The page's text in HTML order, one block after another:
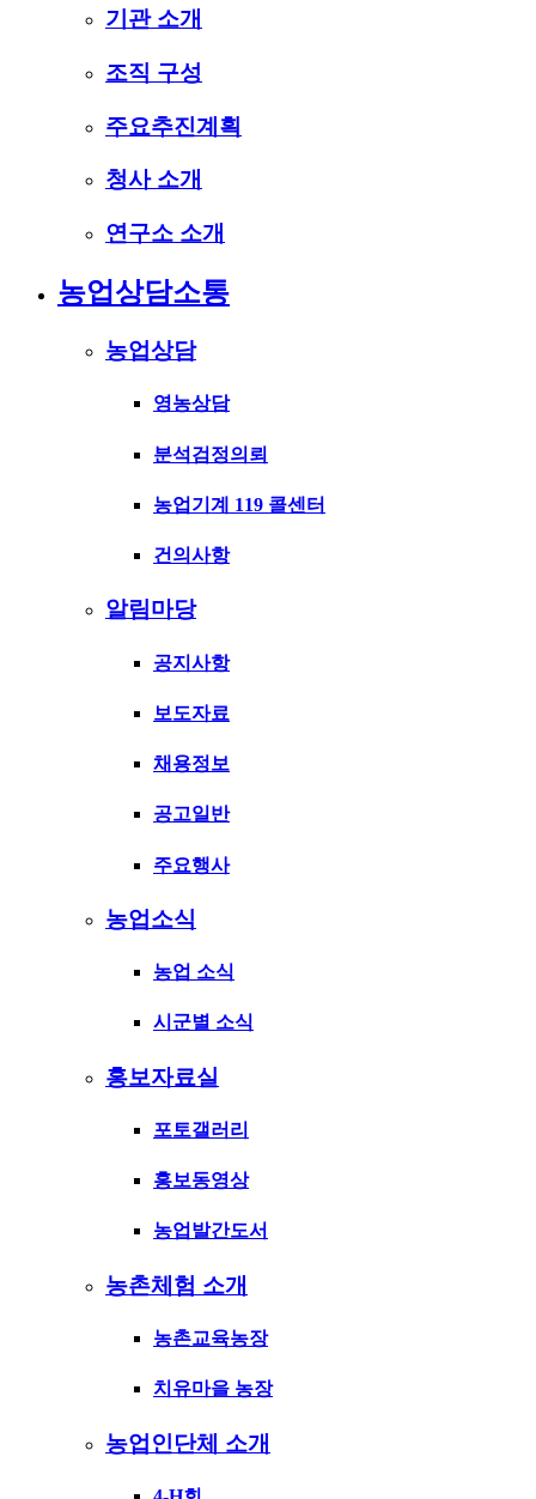
기관 소개
조직 구성
주요추진계획
청사 소개
연구소 소개
농업상담소통
농업상담
영농상담
분석검정의뢰
농업기계 119 콜센터
건의사항
알림마당
공지사항
보도자료
채용정보
공고일반
주요행사
농업소식
농업 소식
시군별 소식
홍보자료실
포토갤러리
홍보동영상
농업발간도서
농촌체험 소개
농촌교육농장
치유마을 농장
농업인단체 소개